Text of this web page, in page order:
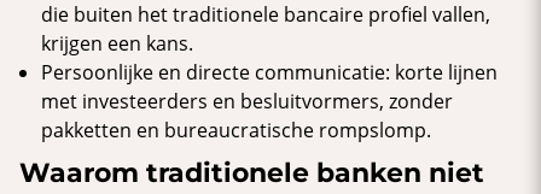
die buiten het traditionele bancaire profiel vallen,
krijgen een kans.
Persoonlijke en directe communicatie: korte lijnen
met investeerders en besluitvormers, zonder
pakketten en bureaucratische rompslomp.
Waarom traditionele banken niet